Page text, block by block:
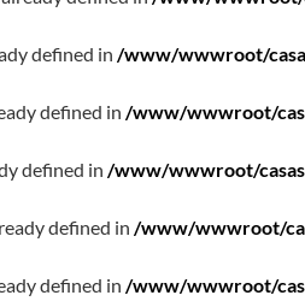
defined in /www/wwwroot/
defined in /www/wwwroot/
defined in /www/wwwroot/
defined in /www/wwwroot/
defined in /www/wwwroot/